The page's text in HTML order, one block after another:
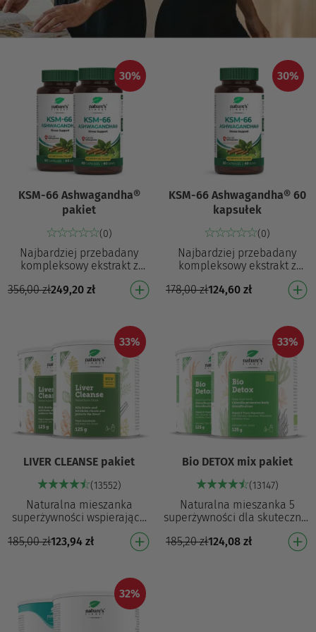
30%
KSM-66 Ashwagandha®
pakiet
(0)
Najbardziej przebadany
kompleksowy ekstrakt z
korzenia ashwagandhy
Poparty ponad 32
badaniami¹ Udowodnione
356,00zł249,20zł
30%
KSM-66 Ashwagandha® 60
kapsułek
(0)
Najbardziej przebadany
kompleksowy ekstrakt z
korzenia ashwagandhy
Poparty ponad 32
badaniami¹ Udowodnione
178,00zł124,60zł
33%
LIVER CLEANSE pakiet
(13552)
Naturalna mieszanka
superżywności wspierająca
zdrowie wątroby ¹,³,⁴ Wspiera
zdrowie wątroby ¹,³,⁴ Pomaga
185,00zł123,94zł
33%
Bio DETOX mix pakiet
(13147)
Naturalna mieszanka 5
superżywności dla skutecznej
trawienia: Wspomaga
detoksykację organizmu ³…
185,20zł124,08zł
32%